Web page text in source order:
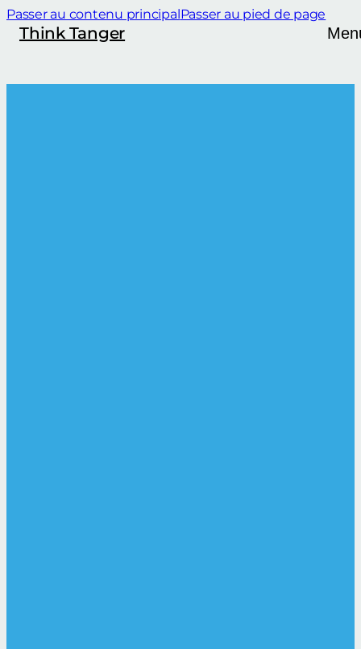
Passer au contenu principalPasser au pied de page
Think Tanger